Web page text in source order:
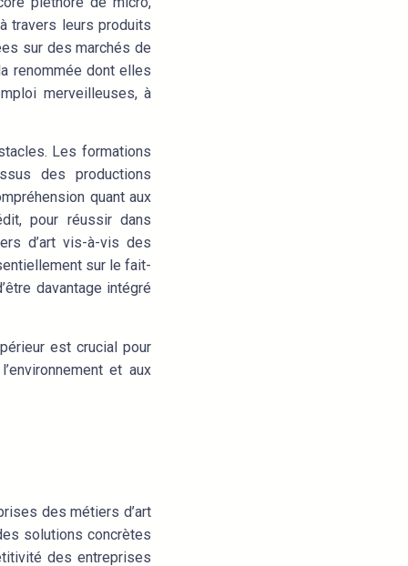
travers leurs produits
sur des marchés de
renommée dont elles
merveilleuses, à
Les formations
des productions
quant aux
pour réussir dans
d’art vis-à-vis des
sur le fait-
davantage intégré
est crucial pour
et aux
des métiers d’art
solutions concrètes
des entreprises